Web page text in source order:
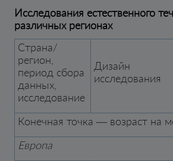
Исследования естественного
различных регионах
Страна/
регион,
период сбора
данных,
исследование
Дизайн
исследования
Конечная точка — возраст на
Европа